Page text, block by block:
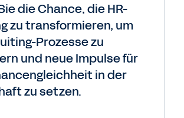
die Chance, die HR-
zu transformieren, um
Prozesse zu
und neue Impulse für
in der
zu setzen.